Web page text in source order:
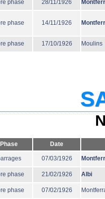
phase 28/11/1926
phase 14/11/1926
phase 17/10/1926 Moulins
Phase Date
07/03/1926
phase 21/02/1926 Albi
phase 07/02/1926